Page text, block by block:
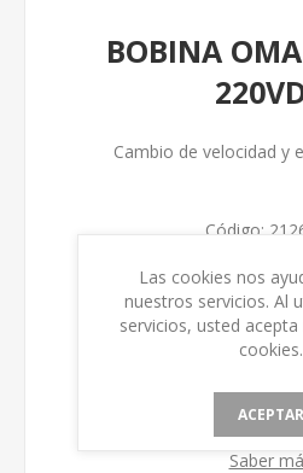
BOBINA
Cambio de velocidad y
Código:
Num.
Las cookies nos
nuestros servicios. Al
servicios, usted
cookies.
ACEPTAR
Saber